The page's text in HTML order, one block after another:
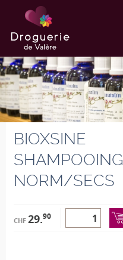
BIOXSINE
SHAMPOOING
NORM/SECS
CHF 29.90